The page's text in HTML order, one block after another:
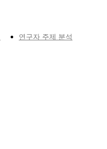
연구자 주제 분석